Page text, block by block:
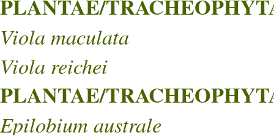
PLANTAE/
Viola maculata
Viola reichei
PLANTAE/
Epilobium australe